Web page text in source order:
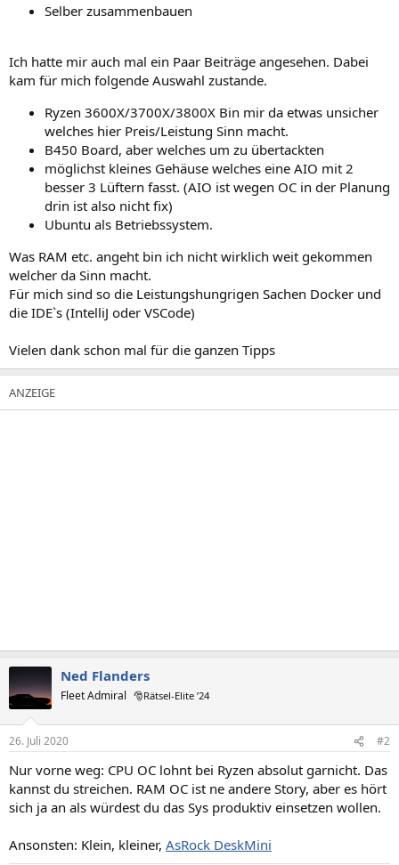
Selber zusammenbauen
Ich hatte mir auch mal ein Paar Beiträge angesehen. Dabei
kam für mich folgende Auswahl zustande.
Ryzen 3600X/3700X/3800X Bin mir da etwas unsicher
welches hier Preis/Leistung Sinn macht.
B450 Board, aber welches um zu übertackten
möglichst kleines Gehäuse welches eine AIO mit 2
besser 3 Lüftern fasst. (AIO ist wegen OC in der Planung
drin ist also nicht fix)
Ubuntu als Betriebssystem.
Was RAM etc. angeht bin ich nicht wirklich weit gekommen
welcher da Sinn macht.
Für mich sind so die Leistungshungrigen Sachen Docker und
die IDE`s (IntelliJ oder VSCode)
Vielen dank schon mal für die ganzen Tipps
Ned Flanders
Fleet Admiral 🎅Rätsel-Elite ’24
26. Juli 2020 #2
Nur vorne weg: CPU OC lohnt bei Ryzen absolut garnicht. Das
kannst du streichen. RAM OC ist ne andere Story, aber es hört
sich ja an als würdest du das Sys produktiv einsetzen wollen.
Ansonsten: Klein, kleiner, AsRock DeskMini